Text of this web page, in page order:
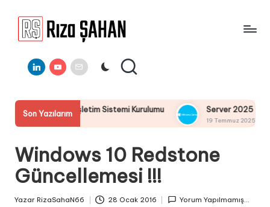
a
Ş
A
H
A
N
Bilgi
Paylaşım
LinkedinYoutube
E-
Mail
Son Yazılarım
2025 İşletim Sistemi Kurulumu Server 2025 Remote
19 Temmuz 2025
Windows 10 Redstone
Güncellemesi !!!
Yazar RizaSahaN66 28 Ocak 2016 Yorum Yapılmamış...